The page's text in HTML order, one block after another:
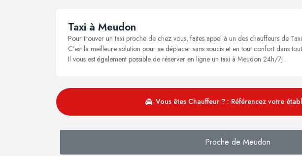
Taxi à Meudon
Pour trouver un taxi proche de chez vous, faites appel à un des chauffeurs de
C’est la meilleure solution pour se déplacer sans soucis et en tout confort dans
Il vous est également possible de réserver en ligne un taxi à Meudon 24h/7j .
Vous êtes Chauffeur ? : Référencez votre
Proche de Meudon